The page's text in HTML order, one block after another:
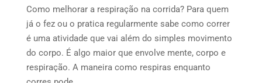
Como melhorar a respiração na corrida? Para quem
já o fez ou o pratica regularmente sabe como correr
é uma atividade que vai além do simples movimento
do corpo. É algo maior que envolve mente, corpo e
respiração. A maneira como respiras enquanto